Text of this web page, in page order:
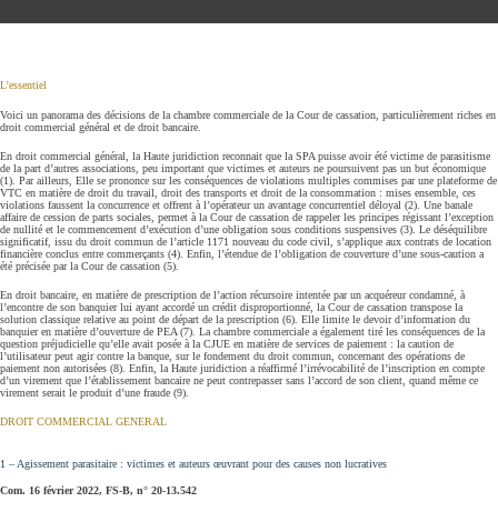
L’essentiel
Voici un panorama des décisions de la chambre commerciale de la Cour de cassation, particulièrement riches en
droit commercial général et de droit bancaire.
En droit commercial général, la Haute juridiction reconnait que la SPA puisse avoir été victime de parasitisme
de la part d’autres associations, peu important que victimes et auteurs ne poursuivent pas un but économique
(1). Par ailleurs, Elle se prononce sur les conséquences de violations multiples commises par une plateforme de
VTC en matière de droit du travail, droit des transports et droit de la consommation : mises ensemble, ces
violations faussent la concurrence et offrent à l’opérateur un avantage concurrentiel déloyal (2). Une banale
affaire de cession de parts sociales, permet à la Cour de cassation de rappeler les principes régissant l’exception
de nullité et le commencement d’exécution d’une obligation sous conditions suspensives (3). Le déséquilibre
significatif, issu du droit commun de l’article 1171 nouveau du code civil, s’applique aux contrats de location
financière conclus entre commerçants (4). Enfin, l’étendue de l’obligation de couverture d’une sous-caution a
été précisée par la Cour de cassation (5).
En droit bancaire, en matière de prescription de l’action récursoire intentée par un acquéreur condamné, à
l’encontre de son banquier lui ayant accordé un crédit disproportionné, la Cour de cassation transpose la
solution classique relative au point de départ de la prescription (6). Elle limite le devoir d’information du
banquier en matière d’ouverture de PEA (7). La chambre commerciale a également tiré les conséquences de la
question préjudicielle qu’elle avait posée à la CJUE en matière de services de paiement : la caution de
l’utilisateur peut agir contre la banque, sur le fondement du droit commun, concernant des opérations de
paiement non autorisées (8). Enfin, la Haute juridiction a réaffirmé l’irrévocabilité de l’inscription en compte
d’un virement que l’établissement bancaire ne peut contrepasser sans l’accord de son client, quand même ce
virement serait le produit d’une fraude (9).
DROIT COMMERCIAL GENERAL
1 – Agissement parasitaire : victimes et auteurs œuvrant pour des causes non lucratives
Com. 16 février 2022, FS‑B, n° 20‑13.542